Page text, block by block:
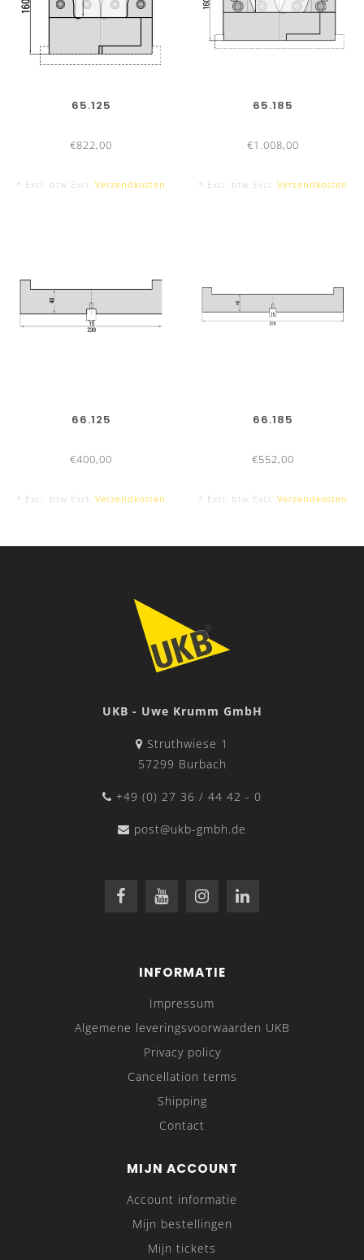
65.125
€822,00
* Excl. btw Excl. Verzendkosten
65.185
€1.008,00
* Excl. btw Excl. Verzendkosten
66.125
€400,00
* Excl. btw Excl. Verzendkosten
66.185
€552,00
* Excl. btw Excl. Verzendkosten
UKB - Uwe Krumm GmbH
Struthwiese 1
57299 Burbach
+49 (0) 27 36 / 44 42 - 0
post@ukb-gmbh.de
INFORMATIE
Impressum
Algemene leveringsvoorwaarden UKB
Privacy policy
Cancellation terms
Shipping
Contact
MIJN ACCOUNT
Account informatie
Mijn bestellingen
Mijn tickets